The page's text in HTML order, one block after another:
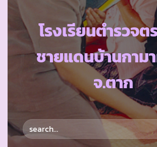
โรงเรียนตำรวจต
ชายแดนบ้านกาม
จ.ตาก